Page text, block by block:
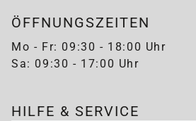
ÖFFNUNGSZEITEN
Mo - Fr: 09:30 - 18:00 Uhr
Sa: 09:30 - 17:00 Uhr
HILFE & SERVICE